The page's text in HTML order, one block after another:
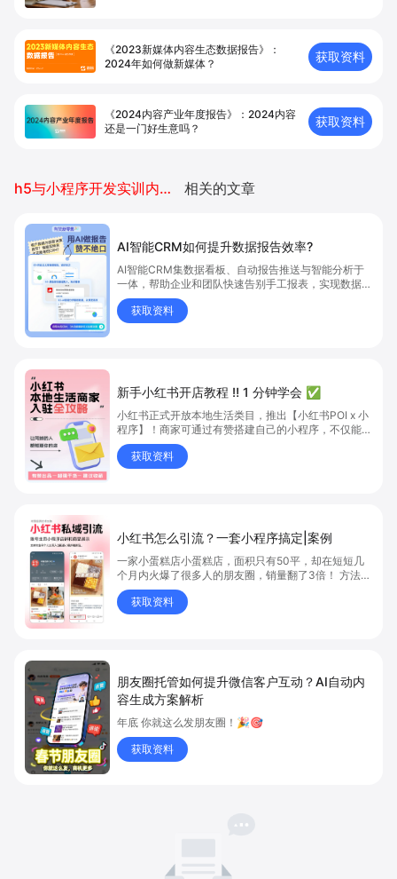
《2023新媒体内容生态数据报告》：
2024年如何做新媒体？
获取资料
《2024内容产业年度报告》：2024内容
还是一门好生意吗？
获取资料
h5与小程序开发实训内容报告 相关的文章
AI智能CRM如何提升数据报告效率?
AI智能CRM集数据看板、自动报告推送与智能分析于
一体，帮助企业和团队快速告别手工报表，实现数据自
动推送、智能解析业务亮点与问题。
获取资料
新手小红书开店教程 ‼️ 1 分钟学会 ✅
小红书正式开放本地生活类目，推出【小红书POI x 小
程序】！商家可通过有赞搭建自己的小程序，不仅能上
团购，还能把内容种草、线上下单、到店核销一键打
通，让生意触达更多流量！
获取资料
小红书怎么引流？一套小程序搞定|案例
一家小蛋糕店小蛋糕店，面积只有50平，却在短短几
个月内火爆了很多人的朋友圈，销量翻了3倍！ 方法则
是——巧妙借助小红书的种草平台和闭环引流，实现从
“种草”到“成交”的完美闭环！ 👇
获取资料
朋友圈托管如何提升微信客户互动？AI自动内
容生成方案解析
年底 你就这么发朋友圈！🎉🎯
获取资料